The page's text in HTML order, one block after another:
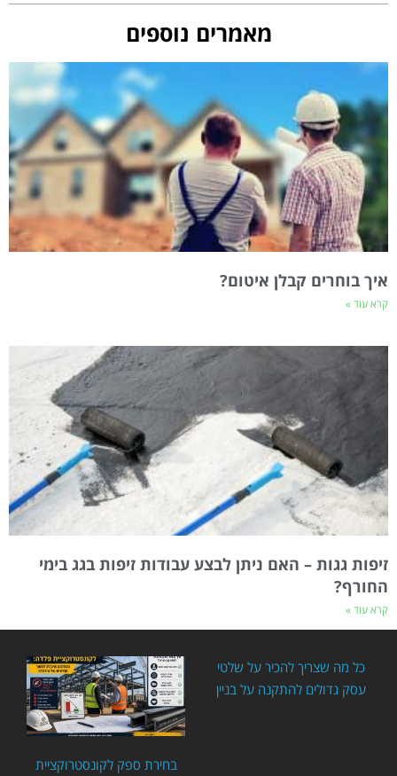
מאמרים נוספים
איך בוחרים קבלן איטום?
קרא עוד »
זיפות גגות – האם ניתן לבצע עבודות זיפות בגג בימי
החורף?
קרא עוד »
כל מה שצריך להכיר על שלטי
עסק גדולים להתקנה על בניין
בחירת ספק לקונסטרוקציית